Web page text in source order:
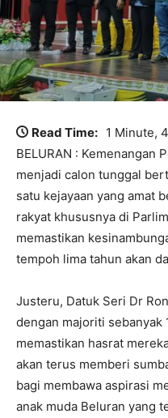
Read Time: 1 Minute,
BELURAN : Kemenangan
menjadi calon tunggal
satu kejayaan yang amat
rakyat khususnya di
memastikan
tempoh lima tahun akan
Justeru, Datuk Seri Dr
dengan majoriti sebanyak
memastikan hasrat
akan terus memberi
bagi membawa aspirasi
anak muda Beluran yang